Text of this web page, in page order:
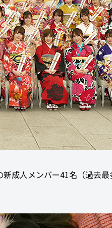
成人メンバー41名（過去